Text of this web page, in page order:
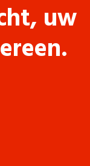
uw